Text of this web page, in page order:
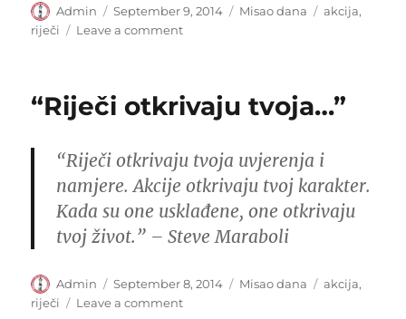
Author
Admin
Posted
on
September 9, 2014 Categories
Misao dana Tags
akcija,
riječi
Leave a commenton
borimo
“Riječi otkrivaju tvoja…”
“Riječi otkrivaju tvoja uvjerenja i
namjere. Akcije otkrivaju tvoj ​​karakter.
Kada su one usklađene, one otkrivaju
tvoj život.” – Steve Maraboli
Author
Admin
Posted
on
September 8, 2014 Categories
Misao dana Tags
akcija,
riječi
Leave a commenton